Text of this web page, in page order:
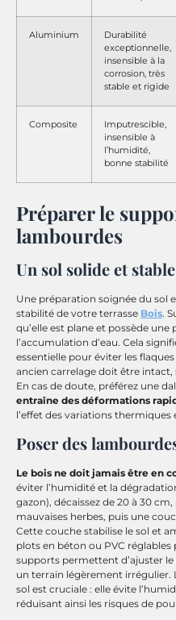
Aluminium
Durabilité
exceptionnelle,
insensible à la
corrosion, très
stable et rigide
Composite
Imputrescible,
insensible à
l’humidité,
bonne stabilité
Préparer le
lambourdes
Un sol solide et stable
Une préparation soignée du sol
stabilité de votre terrasse Bois.
qu’elle est plane et possède une
l’accumulation d’eau. Cela
essentielle pour éviter les
ancien carrelage doit être intact,
En cas de doute, préférez une
entraîne des déformations
l’effet des variations thermiques
Poser des
Le bois ne doit jamais être en
éviter l’humidité et la
gazon), décaissez de 20 à 30
mauvaises herbes, puis une
Cette couche stabilise le sol et
plots en béton ou PVC
supports permettent d’ajuster
un terrain légèrement irrégulier.
sol est cruciale : elle évite
réduisant ainsi les risques de